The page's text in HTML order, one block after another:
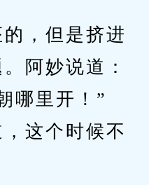
，但是挤进
阿妙说道：
里开！”
这个时候不